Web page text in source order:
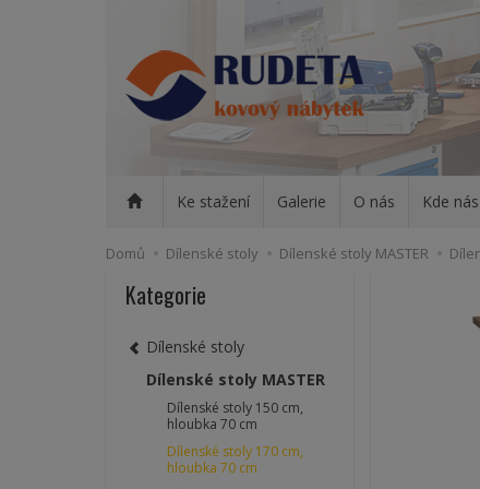
Ke stažení Galerie O nás Kde
Domů Dílenské stoly Dílenské stoly MASTER
Kategorie
Dílenské stoly
Dílenské stoly MASTER
Dílenské stoly 150 cm,
hloubka 70 cm
Dílenské stoly 170 cm,
hloubka 70 cm